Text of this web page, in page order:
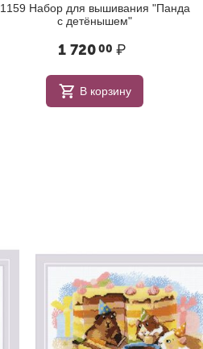
1159 Набор для вышивания "Панда
с детёнышем"
1 720 00 ₽
В корзину